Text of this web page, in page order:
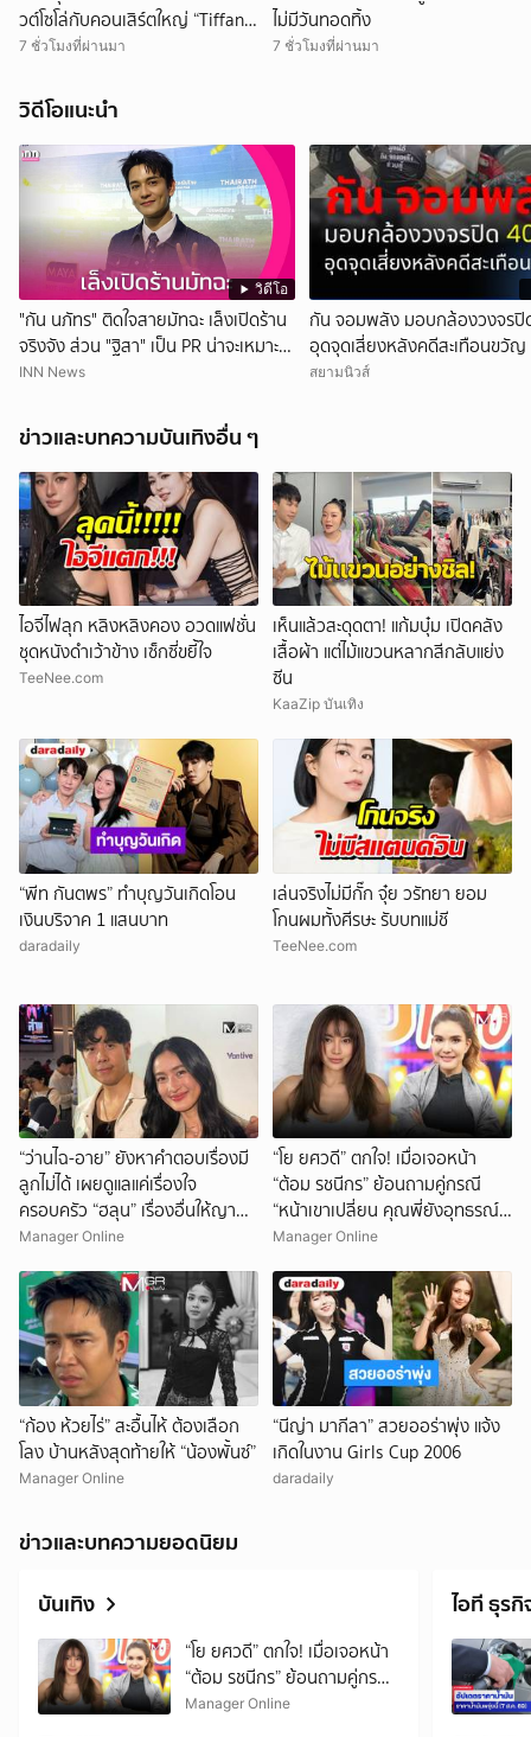
วต์โซโล่กับคอนเสิร์ตใหญ่ “Tiffany
Young: Edge of Calm Tour in
7 ชั่วโมงที่ผ่านมา
ไม่มีวันทอดทิ้ง
7 ชั่วโมงที่ผ่านมา
วิดีโอแนะนำ
วิดีโอ
"กัน นภัทร" ติดใจสายมัทฉะ เล็งเปิดร้าน
จริงจัง ส่วน "ฐิสา" เป็น PR น่าจะเหมาะ
กว่า
INN News
กัน จอมพลัง มอบกล้องวงจรปิ
อุดจุดเสี่ยงหลังคดีสะเทือนขวัญ
สยามนิวส์
ข่าวและบทความบันเทิงอื่น ๆ
ไอจีไฟลุก หลิงหลิงคอง อวดแฟชั่น
ชุดหนังดำเว้าข้าง เซ็กซี่ขยี้ใจ
TeeNee.com
เห็นแล้วสะดุดตา! แก้มบุ๋ม เปิดคลัง
เสื้อผ้า แต่ไม้แขวนหลากสีกลับแย่ง
ซีน
KaaZip บันเทิง
“พีท กันตพร” ทำบุญวันเกิดโอน
เงินบริจาค 1 แสนบาท
daradaily
เล่นจริงไม่มีกั๊ก จุ๋ย วรัทยา ยอม
โกนผมทั้งศีรษะ รับบทแม่ชี
TeeNee.com
“ว่านไฉ-อาย” ยังหาคำตอบเรื่องมี
ลูกไม่ได้ เผยดูแลแค่เรื่องใจ
ครอบครัว “ฮลุน” เรื่องอื่นให้ญาติ
ดำเนินการต่อ
Manager Online
“โย ยศวดี” ตกใจ! เมื่อเจอหน้า
“ต้อม รชนีกร” ย้อนถามคู่กรณี
“หน้าเขาเปลี่ยน คุณพี่ยังอุทธรณ์
อีกเหรอ?“
Manager Online
“ก้อง ห้วยไร่” สะอื้นไห้ ต้องเลือก
โลง บ้านหลังสุดท้ายให้ “น้องพั้นซ์”
Manager Online
“นีญ่า มากีลา” สวยออร่าพุ่ง แจ้ง
เกิดในงาน Girls Cup 2006
daradaily
ข่าวและบทความยอดนิยม
บันเทิง
“โย ยศวดี” ตกใจ! เมื่อเจอหน้า
“ต้อม รชนีกร” ย้อนถามคู่กรณี
“หน้าเขาเปลี่ยน คุณพี่ยัง
Manager Online
ไอที ธุรกิ